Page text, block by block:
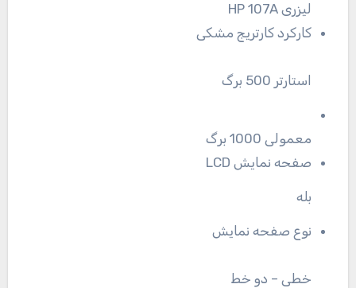
لیزری HP 107A
کارکرد کارتریج مشکی
استارتر 500 برگ
معمولی 1000 برگ
صفحه نمایش LCD
بله
نوع صفحه نمایش
خطی – دو خط